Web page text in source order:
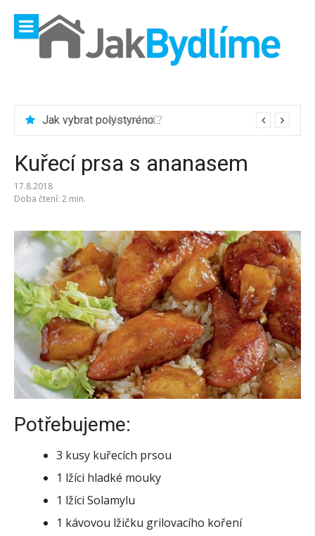
obsah
Jak vybrat polystyrénové desky?
Jak vybrat ocelovou síť?
Kuřecí prsa s ananasem
17.8.2018
Doba čtení: 2 min.
Potřebujeme:
3 kusy kuřecích prsou
1 lžíci hladké mouky
1 lžíci Solamylu
1 kávovou lžičku grilovacího koření